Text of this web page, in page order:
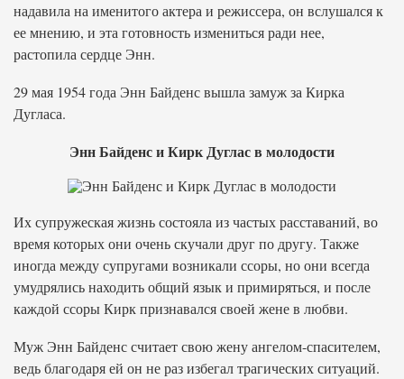
надавила на именитого актера и режиссера, он вслушался к
ее мнению, и эта готовность измениться ради нее,
растопила сердце Энн.
29 мая 1954 года Энн Байденс вышла замуж за Кирка
Дугласа.
Энн Байденс и Кирк Дуглас в молодости
Их супружеская жизнь состояла из частых расставаний, во
время которых они очень скучали друг по другу. Также
иногда между супругами возникали ссоры, но они всегда
умудрялись находить общий язык и примиряться, и после
каждой ссоры Кирк признавался своей жене в любви.
Муж Энн Байденс считает свою жену ангелом-спасителем,
ведь благодаря ей он не раз избегал трагических ситуаций.